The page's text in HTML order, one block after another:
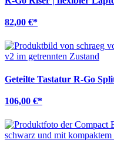
82,00 €*
Geteilte Tastatur R-Go
106,00 €*